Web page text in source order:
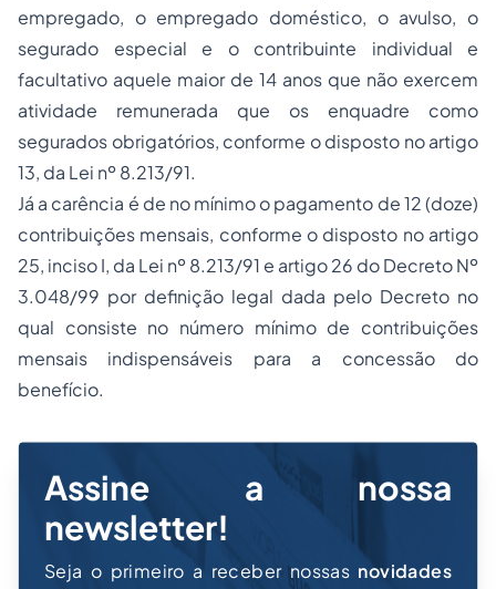
empregado, o empregado doméstico, o avulso, o
segurado especial e o contribuinte individual e
facultativo aquele maior de 14 anos que não exercem
atividade remunerada que os enquadre como
segurados obrigatórios, conforme o disposto no artigo
13, da Lei nº 8.213/91.
Já a carência é de no mínimo o pagamento de 12 (doze)
contribuições mensais, conforme o disposto no artigo
25, inciso I, da Lei nº 8.213/91 e artigo 26 do Decreto Nº
3.048/99 por definição legal dada pelo Decreto no
qual consiste no número mínimo de contribuições
mensais indispensáveis para a concessão do
benefício.
Assine a nossa
newsletter!
Seja o primeiro a receber nossas novidades